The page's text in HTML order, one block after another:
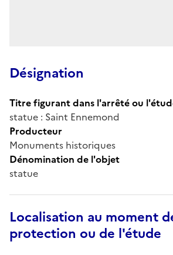
Désignation
Titre figurant dans l'arrêté ou
statue : Saint Ennemond
Producteur
Monuments historiques
Dénomination de l'objet
statue
Localisation au moment
protection ou de l'étude